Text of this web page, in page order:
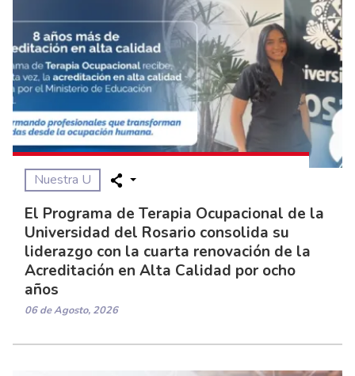
Nuestra U
El Programa de Terapia Ocupacional de la
Universidad del Rosario consolida su
liderazgo con la cuarta renovación de la
Acreditación en Alta Calidad por ocho
años
06 de Agosto, 2026